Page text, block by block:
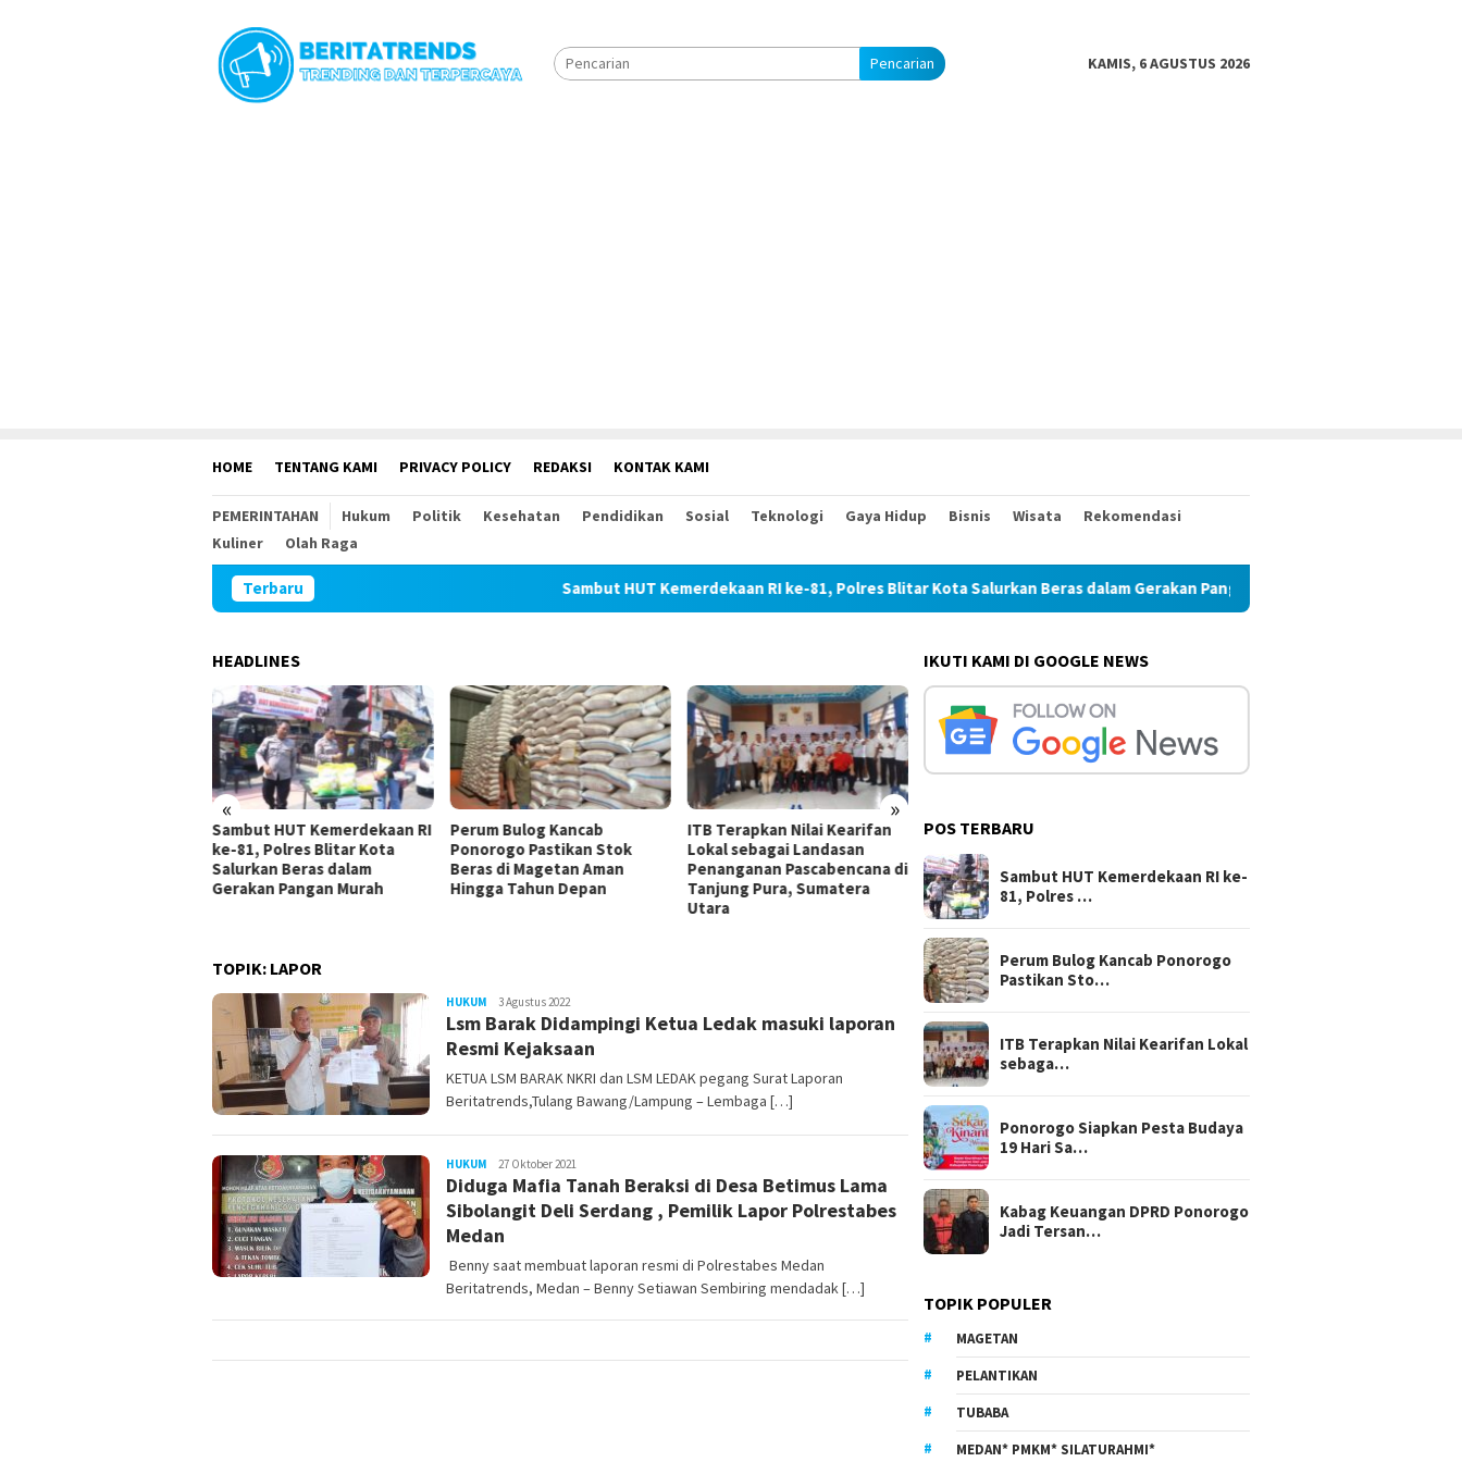
Pencarian KAMIS, 6 AGUSTUS 2026
HOME TENTANG KAMI PRIVACY POLICY REDAKSI KONTAK KAMI
PEMERINTAHAN Hukum Politik Kesehatan Pendidikan Sosial Teknologi Gaya Hidup Bisnis Wisata
Rekomendasi
Kuliner
Olah Raga
Terbaru Sambut HUT Kemerdekaan RI ke-81, Polres Blitar Kota Salurkan Beras dalam Gerakan Pangan Murah
HEADLINES
« »
Perum Bulog Kancab
Ponorogo Pastikan Stok
Beras di Magetan Aman
Hingga Tahun Depan
ITB Terapkan Nilai Kearifan
Lokal sebagai Landasan
Penanganan Pascabencana di
Tanjung Pura, Sumatera
Ponorogo Siapkan Pesta
Budaya 19 Hari Sambut Hari
Jadi ke-530
Kabag Keuangan DPRD
Ponorogo Jadi Tersangka
Kasus Tunjangan Perumahan
Dewan
Salurkan Beras dalam
Gerakan Pangan Murah
TOPIK: LAPOR
HUKUM LilikAbdi
3 Agustus 2022
Lsm Barak Didampingi Ketua Ledak masuki laporan
Resmi Kejaksaan
KETUA LSM BARAK NKRI dan LSM LEDAK pegang Surat Laporan
Beritatrends,Tulang Bawang/Lampung – Lembaga […]
HUKUM LilikAbdi
27 Oktober 2021
Diduga Mafia Tanah Beraksi di Desa Betimus Lama
Sibolangit Deli Serdang , Pemilik Lapor Polrestabes
Medan
Benny saat membuat laporan resmi di Polrestabes Medan
Beritatrends, Medan – Benny Setiawan Sembiring mendadak […]
IKUTI KAMI DI GOOGLE NEWS
POS TERBARU
Sambut HUT Kemerdekaan RI ke-
81, Polres …
Perum Bulog Kancab Ponorogo
Pastikan Sto…
ITB Terapkan Nilai Kearifan Lokal
sebaga…
Ponorogo Siapkan Pesta Budaya
19 Hari Sa…
Kabag Keuangan DPRD Ponorogo
Jadi Tersan…
TOPIK POPULER
MAGETAN
PELANTIKAN
TUBABA
MEDAN* PMKM* SILATURAHMI*